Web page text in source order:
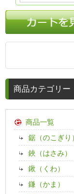
商品カテゴリー
商品一覧
鋸（のこぎり
鋏（はさみ）
鍬（くわ）
鎌（かま）